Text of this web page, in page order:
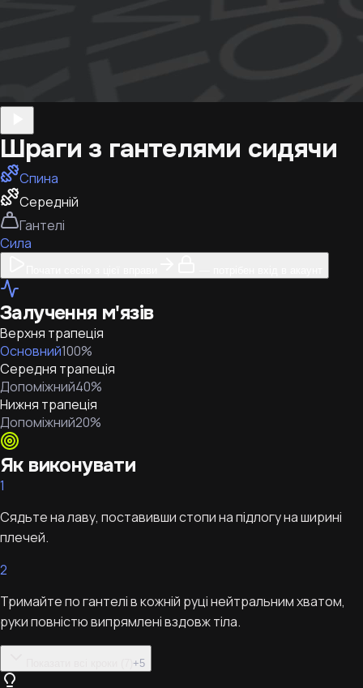
Шраги з гантелями сидячи
Спина
Середній
Гантелі
Сила
Залучення м'язів
Верхня трапеція
Основний100%
Середня трапеція
Допоміжний40%
Нижня трапеція
Допоміжний20%
Як виконувати
1
Сядьте на лаву, поставивши стопи на підлогу на ширині
плечей.
2
Тримайте по гантелі в кожній руці нейтральним хватом,
руки повністю випрямлені вздовж тіла.
+5